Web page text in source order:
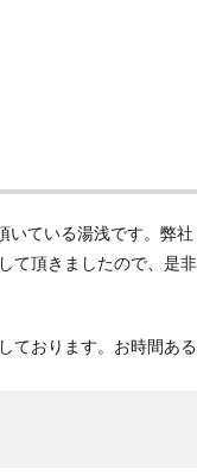
いている湯浅です。弊社
て頂きましたので、是非
ております。お時間ある